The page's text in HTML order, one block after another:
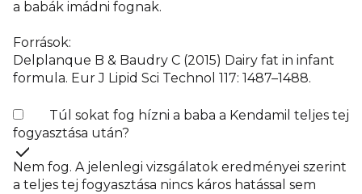
a babák imádni fognak.
Források:
Delplanque B & Baudry C (2015) Dairy fat in infant
formula. Eur J Lipid Sci Technol 117: 1487–1488.
Túl sokat fog hízni a baba a Kendamil teljes tej
fogyasztása után?
Nem fog. A jelenlegi vizsgálatok eredményei szerint
a teljes tej fogyasztása nincs káros hatással sem